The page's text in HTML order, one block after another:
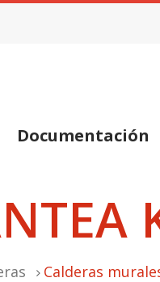
Documentación
Calderas